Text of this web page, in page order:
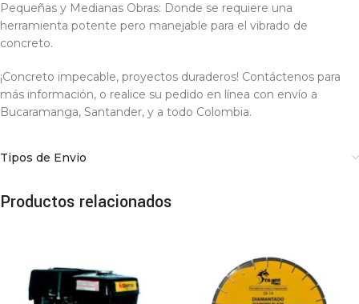
Pequeñas y Medianas Obras: Donde se requiere una
herramienta potente pero manejable para el vibrado de
concreto.
¡Concreto impecable, proyectos duraderos! Contáctenos para
más información, o realice su pedido en línea con envío a
Bucaramanga, Santander, y a todo Colombia.
Tipos de Envio
Productos relacionados